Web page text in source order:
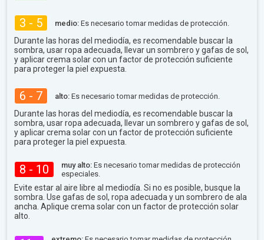
3 - 5 medio: Es necesario tomar medidas de protección.
Durante las horas del mediodía, es recomendable buscar la
sombra, usar ropa adecuada, llevar un sombrero y gafas de sol,
y aplicar crema solar con un factor de protección suficiente
para proteger la piel expuesta.
6 - 7 alto: Es necesario tomar medidas de protección.
Durante las horas del mediodía, es recomendable buscar la
sombra, usar ropa adecuada, llevar un sombrero y gafas de sol,
y aplicar crema solar con un factor de protección suficiente
para proteger la piel expuesta.
8 - 10 muy alto: Es necesario tomar medidas de protección
especiales.
Evite estar al aire libre al mediodía. Si no es posible, busque la
sombra. Use gafas de sol, ropa adecuada y un sombrero de ala
ancha. Aplique crema solar con un factor de protección solar
alto.